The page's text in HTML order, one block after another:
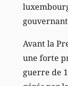
Avant la
une forte
guerre de